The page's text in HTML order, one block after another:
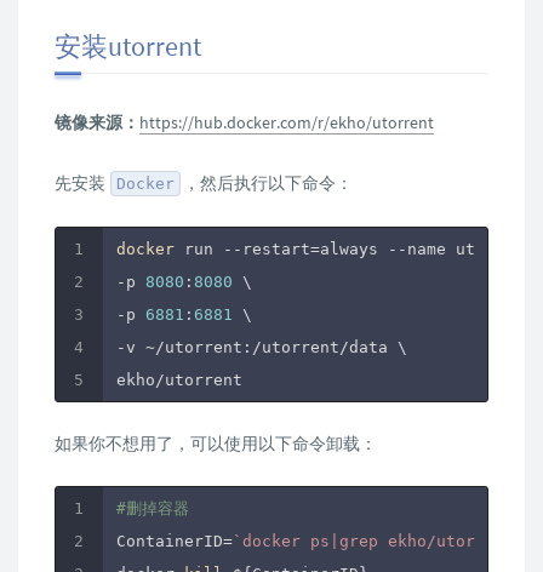
安装utorrent
镜像来源： https://hub.docker.com/r/ekho/utorrent
先安装 Docker ，然后执行以下命令：
docker run --restart=always --name
-p 8080 : 8080 \
-p 6881 : 6881
\
-v ~/utorrent:/utorrent/data \
如果你不想用了，可以使用以下命令卸载：
#删掉容器
ContainerID=`docker ps|grep ekho/